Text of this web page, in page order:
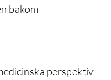
bakom
perspektiv